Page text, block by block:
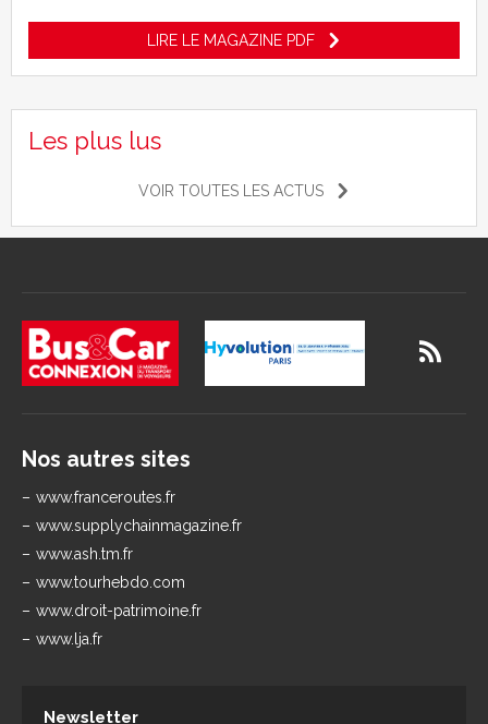
LIRE LE MAGAZINE PDF
Les plus lus
VOIR TOUTES LES ACTUS
Nos autres sites
www.franceroutes.fr
www.supplychainmagazine.fr
www.ash.tm.fr
www.tourhebdo.com
www.droit-patrimoine.fr
www.lja.fr
Newsletter